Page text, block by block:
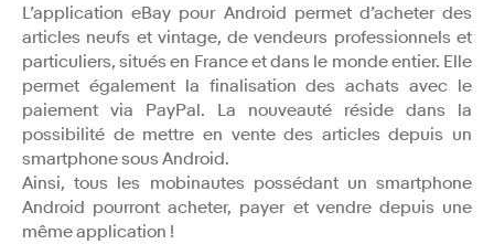
L’application eBay pour Android permet d’acheter des
articles neufs et vintage, de vendeurs professionnels et
particuliers, situés en France et dans le monde entier. Elle
permet également la finalisation des achats avec le
paiement via PayPal. La nouveauté réside dans la
possibilité de mettre en vente des articles depuis un
smartphone sous Android.
Ainsi, tous les mobinautes possédant un smartphone
Android pourront acheter, payer et vendre depuis une
même application !